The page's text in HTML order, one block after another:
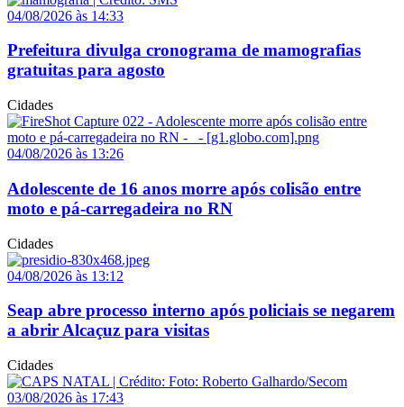
04/08/2026 às 14:33
Prefeitura divulga cronograma de mamografias
gratuitas para agosto
Cidades
04/08/2026 às 13:26
Adolescente de 16 anos morre após colisão entre
moto e pá-carregadeira no RN
Cidades
04/08/2026 às 13:12
Seap abre processo interno após policiais se negarem
a abrir Alcaçuz para visitas
Cidades
03/08/2026 às 17:43